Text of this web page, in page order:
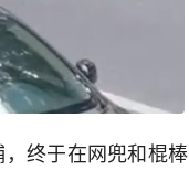
终于在网兜和棍棒